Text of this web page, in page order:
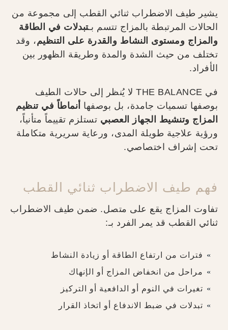
يشير طيف الاضطراب ثنائي القطب إلى مجموعة من
الحالات المرتبطة بالمزاج تتسم بـتبدلات في الطاقة
والمزاج ومستوى النشاط والقدرة على التنظيم، وقد
تختلف من حيث الشدة والمدة وطريقة الظهور بين
الأفراد.
في THE BALANCE لا يُنظر إلى حالات الطيف
بوصفها تسميات جامدة، بل بوصفها أنماطاً في تنظيم
المزاج وتنشيط الجهاز العصبي تستلزم تقييماً متأنياً،
ورؤية علاجية طويلة المدى، ورعاية سريرية متكاملة
تحت إشراف اختصاصي.
فهم طيف الاضطراب ثنائي القطب
تفاوت المزاج يقع على متصل. ضمن طيف الاضطراب
ثنائي القطب قد يمر الفرد بـ:
فترات من ارتفاع الطاقة أو زيادة النشاط
مراحل من انخفاض المزاج أو الإنهاك
تغيرات في النوم أو الدافعية أو التركيز
تبدلات في ضبط الاندفاع أو اتخاذ القرار